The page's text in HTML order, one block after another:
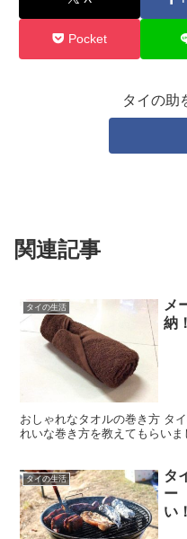
Pocket
タイの助
関連記事
タイの生活
メ
納
おしゃれなタオルの巻き方 タ
れいな巻き方を教えてもらいま
タイの生活
タ
ー
い！